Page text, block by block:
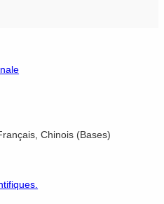
Chinois (Bases)